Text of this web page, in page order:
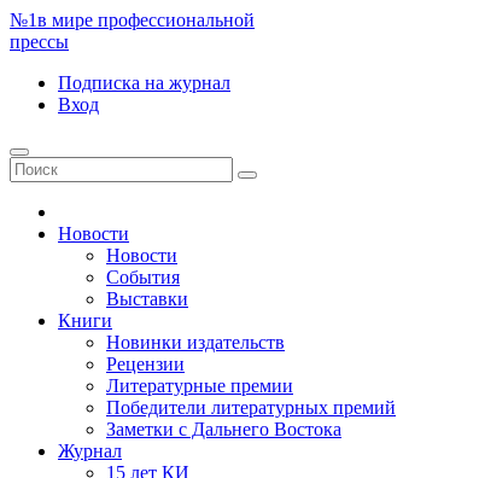
№1в мире профессиональной
прессы
Подписка на журнал
Вход
Новости
Новости
События
Выставки
Книги
Новинки издательств
Рецензии
Литературные премии
Победители литературных премий
Заметки с Дальнего Востока
Журнал
15 лет КИ